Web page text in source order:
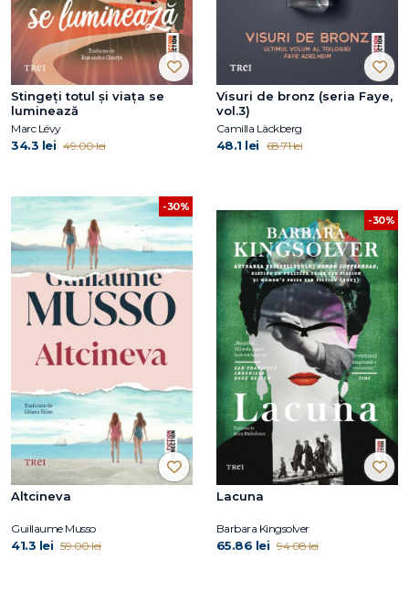
Stingeți totul și viața se
luminează
Marc Lévy
34.3 lei 49.00 lei
Visuri de bronz (seria Faye,
vol.3)
Camilla Läckberg
48.1 lei 68.71 lei
-30%
Altcineva
Guillaume Musso
41.3 lei 59.00 lei
-30%
Lacuna
Barbara Kingsolver
65.86 lei 94.08 lei